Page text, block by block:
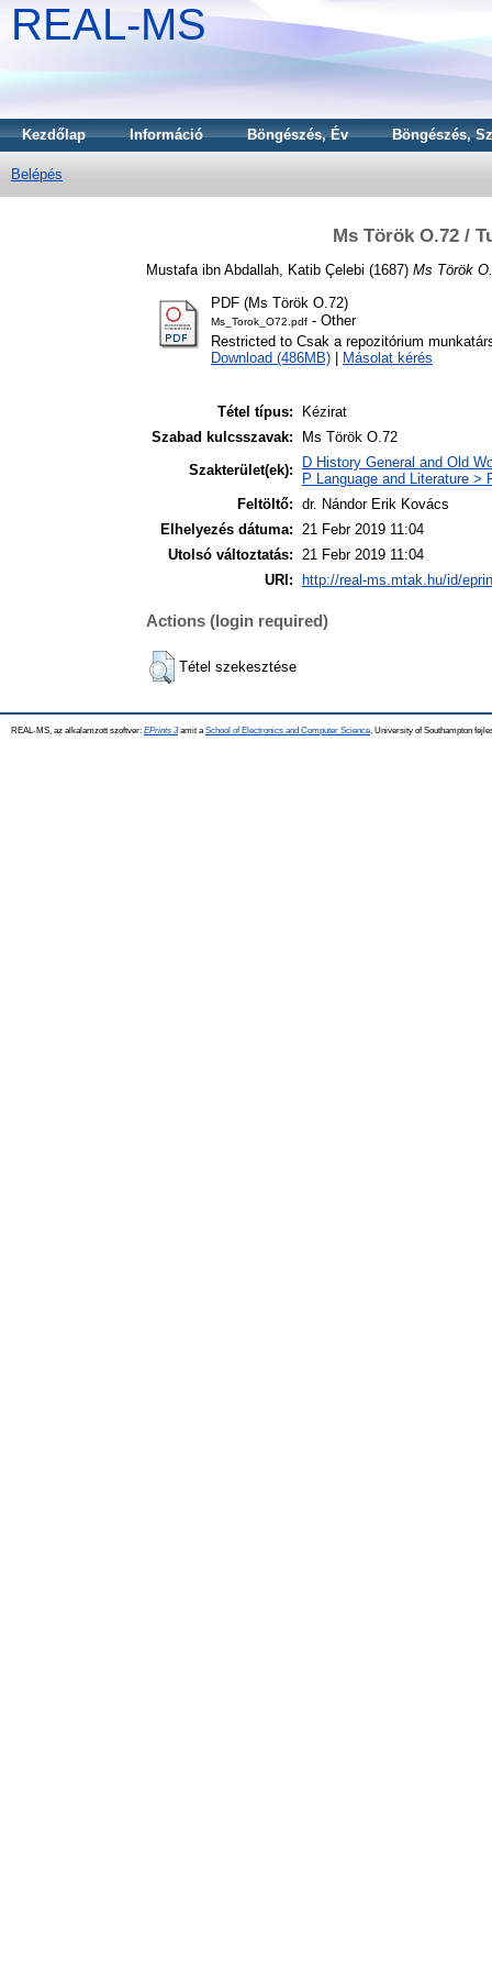
REAL-MS
Kezdőlap Információ Böngészés, Év Böngészés,
Belépés
Ms Török O.72 /
Mustafa ibn Abdallah, Katib Çelebi (1687) Ms Török
PDF (Ms Török O.72)
Ms_Torok_O72.pdf - Other
Restricted to Csak a repozitórium
Download (486MB)
Másolat kérés
Tétel típus:
Kézirat
Szabad kulcsszavak:
Ms Török O.72
Szakterület(ek):
D History General and Old
P Language and Literature >
Feltöltő: dr. Nándor Erik Kovács
Elhelyezés dátuma: 21 Febr 2019 11:04
Utolsó változtatás: 21 Febr 2019 11:04
URI:
http://real-ms.mtak.hu/id/
Actions (login required)
Tétel szekesztése
REAL-MS, az alkalamzott szoftver: EPrints 3amit a School of Electronics and Computer Science , University of Southampton